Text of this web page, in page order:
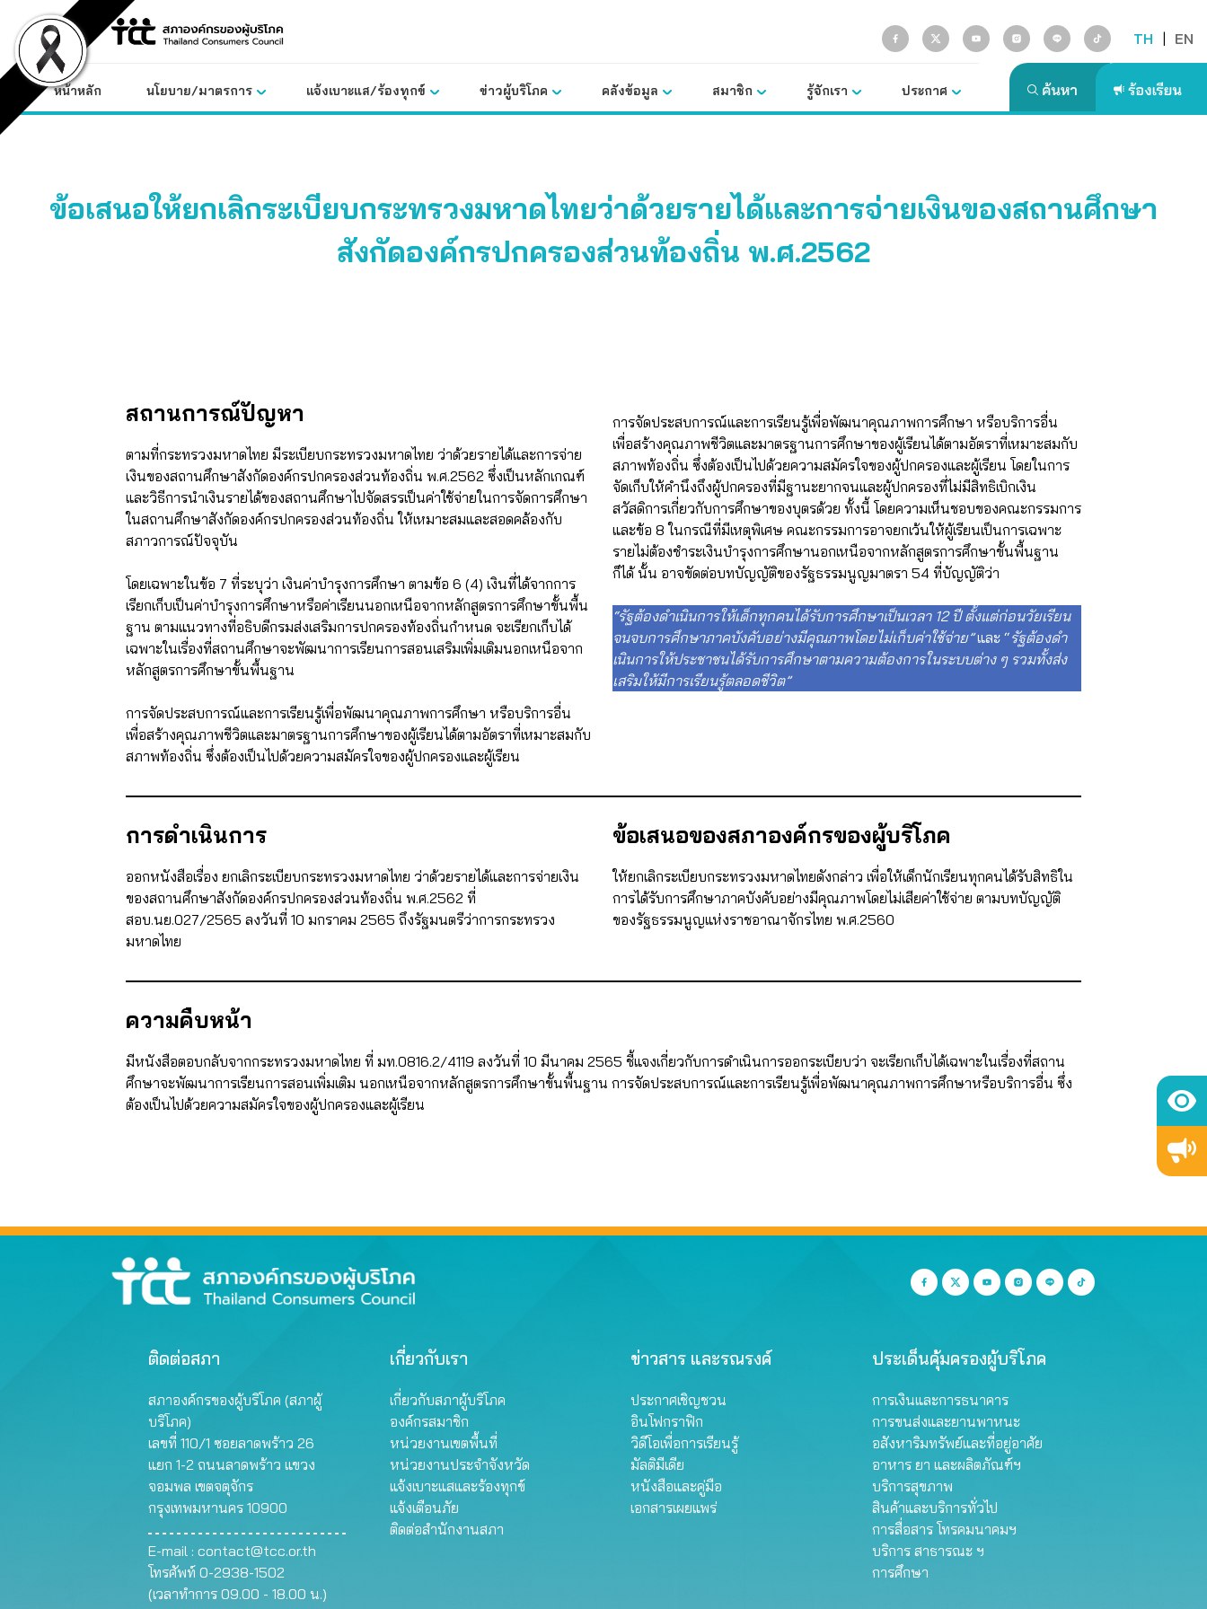
content
TH | EN
หน้าหลัก นโยบาย/มาตรการ แจ้งเบาะแส/ร้องทุกข์ ข่าวผู้บริโภค คลังข้อมูล สมาชิก รู้จักเรา ประกาศ
ข้อเสนอให้ยกเลิกระเบียบกระทรวงมหาดไทยว่าด้วยรายได้และการจ่ายเงินของสถานศึกษา
สังกัดองค์กรปกครองส่วนท้องถิ่น พ.ศ.2562
สถานการณ์ปัญหา
ตามที่กระทรวงมหาดไทย มีระเบียบกระทรวงมหาดไทย ว่าด้วยรายได้และการจ่าย
เงินของสถานศึกษาสังกัดองค์กรปกครองส่วนท้องถิ่น พ.ศ.2562 ซึ่งเป็นหลักเกณฑ์
และวิธีการนำเงินรายได้ของสถานศึกษาไปจัดสรรเป็นค่าใช้จ่ายในการจัดการศึกษา
ในสถานศึกษาสังกัดองค์กรปกครองส่วนท้องถิ่น ให้เหมาะสมและสอดคล้องกับ
สภาวการณ์ปัจจุบัน
โดยเฉพาะในข้อ 7 ที่ระบุว่า เงินค่าบำรุงการศึกษา ตามข้อ 6 (4) เงินที่ได้จากการ
เรียกเก็บเป็นค่าบำรุงการศึกษาหรือค่าเรียนนอกเหนือจากหลักสูตรการศึกษาขั้นพื้น
ฐาน ตามแนวทางที่อธิบดีกรมส่งเสริมการปกครองท้องถิ่นกำหนด จะเรียกเก็บได้
เฉพาะในเรื่องที่สถานศึกษาจะพัฒนาการเรียนการสอนเสริมเพิ่มเติมนอกเหนือจาก
หลักสูตรการศึกษาขั้นพื้นฐาน
การจัดประสบการณ์และการเรียนรู้เพื่อพัฒนาคุณภาพการศึกษา หรือบริการอื่น
เพื่อสร้างคุณภาพชีวิตและมาตรฐานการศึกษาของผู้เรียนได้ตามอัตราที่เหมาะสมกับ
สภาพท้องถิ่น ซึ่งต้องเป็นไปด้วยความสมัครใจของผู้ปกครองและผู้เรียน
การจัดประสบการณ์และการเรียนรู้เพื่อพัฒนาคุณภาพการศึกษา หรือบริการอื่น
เพื่อสร้างคุณภาพชีวิตและมาตรฐานการศึกษาของผู้เรียนได้ตามอัตราที่เหมาะสมกับ
สภาพท้องถิ่น ซึ่งต้องเป็นไปด้วยความสมัครใจของผู้ปกครองและผู้เรียน โดยในการ
จัดเก็บให้คำนึงถึงผู้ปกครองที่มีฐานะยากจนและผู้ปกครองที่ไม่มีสิทธิเบิกเงิน
สวัสดิการเกี่ยวกับการศึกษาของบุตรด้วย ทั้งนี้ โดยความเห็นชอบของคณะกรรมการ
และข้อ 8 ในกรณีที่มีเหตุพิเศษ คณะกรรมการอาจยกเว้นให้ผู้เรียนเป็นการเฉพาะ
รายไม่ต้องชำระเงินบำรุงการศึกษานอกเหนือจากหลักสูตรการศึกษาขั้นพื้นฐาน
ก็ได้ นั้น อาจขัดต่อบทบัญญัติของรัฐธรรมนูญมาตรา 54 ที่บัญญัติว่า
“รัฐต้องดําเนินการให้เด็กทุกคนได้รับการศึกษาเป็นเวลา 12 ปี ตั้งแต่ก่อนวัยเรียน
จนจบการศึกษาภาคบังคับอย่างมีคุณภาพโดยไม่เก็บค่าใช้จ่าย”และ “รัฐต้องดํา
เนินการให้ประชาชนได้รับการศึกษาตามความต้องการในระบบต่าง ๆ รวมทั้งส่ง
เสริมให้มีการเรียนรู้ตลอดชีวิต”
การดำเนินการ
ออกหนังสือเรื่อง ยกเลิกระเบียบกระทรวงมหาดไทย ว่าด้วยรายได้และการจ่ายเงิน
ของสถานศึกษาสังกัดองค์กรปกครองส่วนท้องถิ่น พ.ศ.2562 ที่
สอบ.นย.027/2565 ลงวันที่ 10 มกราคม 2565 ถึงรัฐมนตรีว่าการกระทรวง
มหาดไทย
ข้อเสนอของสภาองค์กรของผู้บริโภค
ให้ยกเลิกระเบียบกระทรวงมหาดไทยดังกล่าว เพื่อให้เด็กนักเรียนทุกคนได้รับสิทธิใน
การได้รับการศึกษาภาคบังคับอย่างมีคุณภาพโดยไม่เสียค่าใช้จ่าย ตามบทบัญญัติ
ของรัฐธรรมนูญแห่งราชอาณาจักรไทย พ.ศ.2560
ความคืบหน้า
มีหนังสือตอบกลับจากกระทรวงมหาดไทย ที่ มท.0816.2/4119 ลงวันที่ 10 มีนาคม 2565 ชี้แจงเกี่ยวกับการดำเนินการออกระเบียบว่า จะเรียกเก็บได้เฉพาะในเรื่องที่สถาน
ศึกษาจะพัฒนาการเรียนการสอนเพิ่มเติม นอกเหนือจากหลักสูตรการศึกษาขั้นพื้นฐาน การจัดประสบการณ์และการเรียนรู้เพื่อพัฒนาคุณภาพการศึกษาหรือบริการอื่น ซึ่ง
ต้องเป็นไปด้วยความสมัครใจของผู้ปกครองและผู้เรียน
ติดต่อสภา
สภาองค์กรของผู้บริโภค (สภาผู้
บริโภค)
เลขที่ 110/1 ซอยลาดพร้าว 26
แยก 1-2 ถนนลาดพร้าว แขวง
จอมพล เขตจตุจักร
กรุงเทพมหานคร 10900
E-mail : contact@tcc.or.th
โทรศัพท์ 0-2938-1502
(เวลาทำการ 09.00 - 18.00 น.)
เกี่ยวกับเรา
เกี่ยวกับสภาผู้บริโภค
องค์กรสมาชิก
หน่วยงานเขตพื้นที่
หน่วยงานประจำจังหวัด
แจ้งเบาะแสและร้องทุกข์
แจ้งเตือนภัย
ติดต่อสำนักงานสภา
ข่าวสาร และรณรงค์
ประกาศเชิญชวน
อินโฟกราฟิก
วิดีโอเพื่อการเรียนรู้
มัลติมีเดีย
หนังสือและคู่มือ
เอกสารเผยแพร่
ประเด็นคุ้มครองผู้บริโภค
การเงินและการธนาคาร
การขนส่งและยานพาหนะ
อสังหาริมทรัพย์และที่อยู่อาศัย
อาหาร ยา และผลิตภัณฑ์ฯ
บริการสุขภาพ
สินค้าและบริการทั่วไป
การสื่อสาร โทรคมนาคมฯ
บริการ สาธารณะ ฯ
การศึกษา